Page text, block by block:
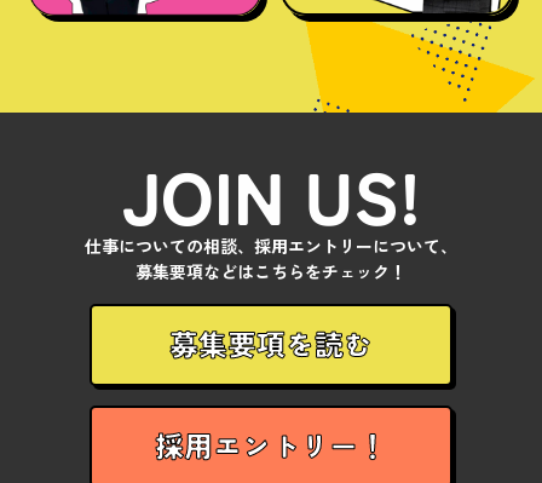
JOIN US!
仕事についての相談、採用エントリーについて、
募集要項などはこちらをチェック！
募集要項を読む
採用エントリー！